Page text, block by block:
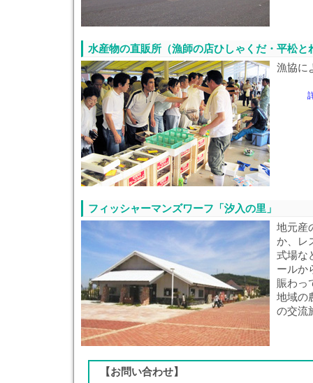
水産物の直販所（漁師の店ひしゃくだ・平松と
漁協に
フィッシャーマンズワーフ「汐入の里」
地元産
か、レ
式場な
ールか
賑わっ
地域の
の交流
【お問い合わせ】